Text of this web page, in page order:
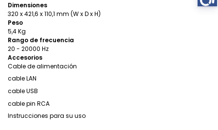
Dimensiones
320 x 421,6 x 110,1 mm (W x D x H)
Peso
5,4 Kg
Rango de frecuencia
20 - 20000 Hz
Accesorios
Cable de alimentación
cable LAN
cable USB
cable pin RCA
Instrucciones para su uso